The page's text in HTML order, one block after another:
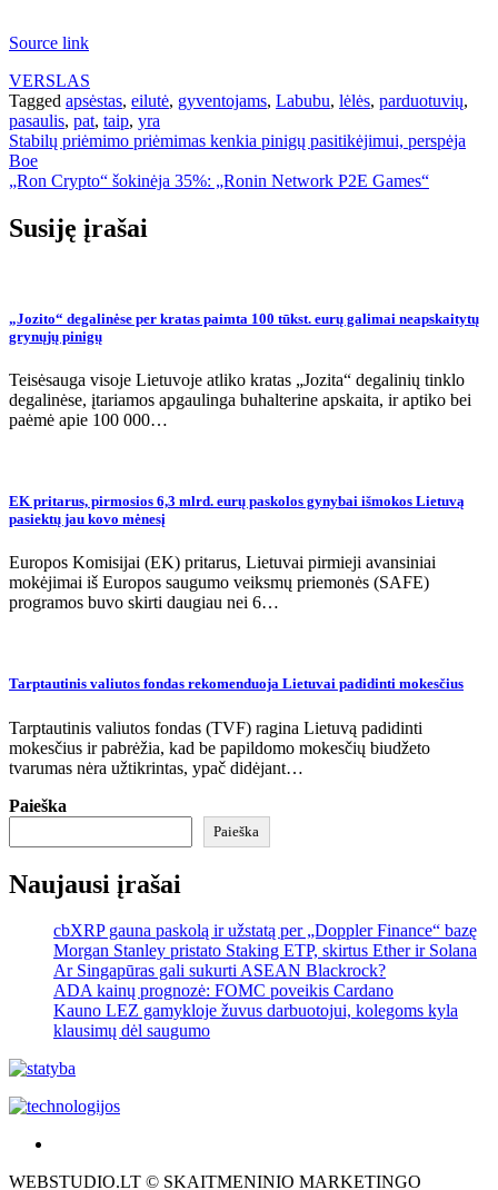
Source link
VERSLAS
Tagged apsėstas, eilutė, gyventojams, Labubu, lėlės, parduotuvių,
pasaulis, pat, taip, yra
Navigacija
tarp
Stabilų priėmimo priėmimas kenkia pinigų pasitikėjimui, perspėja
Boe
„Ron Crypto“ šokinėja 35%: „Ronin Network P2E Games“
Susiję įrašai
„Jozito“ degalinėse per kratas paimta 100 tūkst. eurų galimai neapskaitytų
grynųjų pinigų
Teisėsauga visoje Lietuvoje atliko kratas „Jozita“ degalinių tinklo
degalinėse, įtariamos apgaulinga buhalterine apskaita, ir aptiko bei
paėmė apie 100 000…
EK pritarus, pirmosios 6,3 mlrd. eurų paskolos gynybai išmokos Lietuvą
pasiektų jau kovo mėnesį
Europos Komisijai (EK) pritarus, Lietuvai pirmieji avansiniai
mokėjimai iš Europos saugumo veiksmų priemonės (SAFE)
programos buvo skirti daugiau nei 6…
Tarptautinis valiutos fondas rekomenduoja Lietuvai padidinti mokesčius
Tarptautinis valiutos fondas (TVF) ragina Lietuvą padidinti
mokesčius ir pabrėžia, kad be papildomo mokesčių biudžeto
tvarumas nėra užtikrintas, ypač didėjant…
Paieška
Paieška
Naujausi įrašai
cbXRP gauna paskolą ir užstatą per „Doppler Finance“ bazę
Morgan Stanley pristato Staking ETP, skirtus Ether ir Solana
Ar Singapūras gali sukurti ASEAN Blackrock?
ADA kainų prognozė: FOMC poveikis Cardano
Kauno LEZ gamykloje žuvus darbuotojui, kolegoms kyla
klausimų dėl saugumo
tai
WEBSTUDIO.LT © SKAITMENINIO MARKETINGO